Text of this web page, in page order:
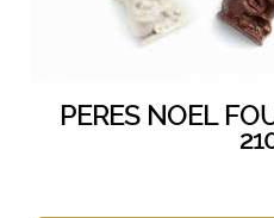
PERES NOEL